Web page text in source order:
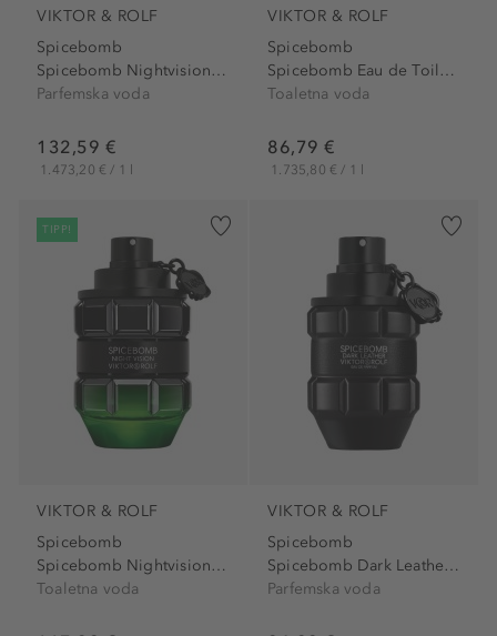
VIKTOR & ROLF
Spicebomb
Spicebomb Nightvision Eau...
Parfemska voda
132,59 €
1.473,20 € / 1 l
VIKTOR & ROLF
Spicebomb
Spicebomb Eau de Toilette
Toaletna voda
86,79 €
1.735,80 € / 1 l
TIPP!
VIKTOR & ROLF
Spicebomb
Spicebomb Nightvision Eau...
Toaletna voda
VIKTOR & ROLF
Spicebomb
Spicebomb Dark Leather Eau...
Parfemska voda